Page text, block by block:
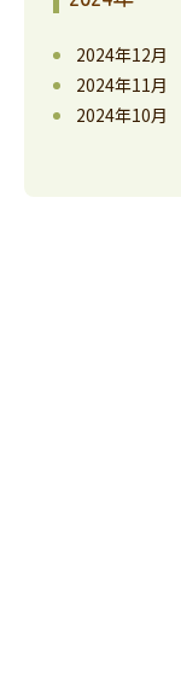
2024年12月
2024年11月
2024年10月